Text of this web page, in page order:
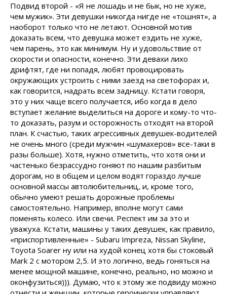
Подвид второй - «Я не лошадь и не бык, но не хуже,
чем мужик». Эти девушки никогда нигде не «тошнят», а
наоборот только что не летают. Основной мотив
доказать всем, что девушка может ездить не хуже,
чем парень, это как минимум. Ну и удовольствие от
скорости и опасности, конечно. Эти девахи лихо
дрифтят, где ни попадя, любят провоцировать
окружающих устроить с ними заезд на светофорах и,
как говорится, надрать всем задницу. Кстати говоря,
это у них чаще всего получается, ибо когда в дело
вступает желание выделиться на дороге и кому-то что-
то доказать, разум и осторожность отходят на второй
план. К счастью, таких агрессивных девушек-водителей
не очень много (среди мужчин «шумахеров» все-таки в
разы больше). Хотя, нужно отметить, что хотя они и
частенько безрассудно гоняют по нашим разбитым
дорогам, но в общем и целом водят гораздо лучше
основной массы автолюбительниц, и, кроме того,
обычно умеют решать дорожные проблемы
самостоятельно. Например, вполне могут сами
поменять колесо. Или свечи. Респект им за это и
уважуха. Кстати, машины у таких девушек, как правило,
«приспортивленные» - Subaru Impreza, Nissan Skyline,
Toyota Soarer ну или на худой конец хотя бы стоковый
Mark 2 с мотором 2,5. И это логично, ведь гоняться на
менее мощной машине, конечно, реально, но можно и
оконфузиться))). Думаю, что к этому же подвиду можно